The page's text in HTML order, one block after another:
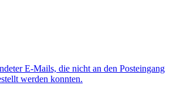
E-Mails, die nicht an den Posteingang
werden konnten.